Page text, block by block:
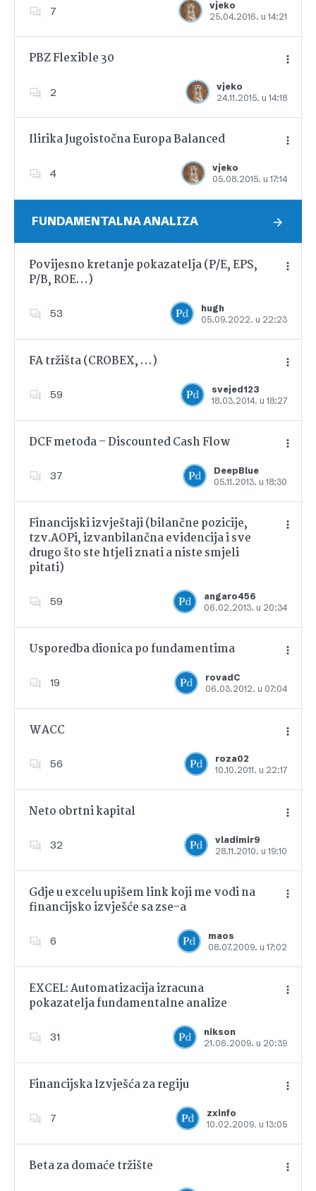
7
vjeko
25.04.2016. u 14:21
Dodajte u favorite
PBZ Flexible 30
2
vjeko
24.11.2015. u 14:18
Dodajte u favorite
Ilirika Jugoistočna Europa Balanced
4
vjeko
05.08.2015. u 17:14
Dodajte u favorite
FUNDAMENTALNA ANALIZA
Povijesno kretanje pokazatelja (P/E, EPS,
P/B, ROE…)
53
hugh
05.09.2022. u 22:23
Dodajte u favorite
FA tržišta (CROBEX, …)
59
svejed123
18.03.2014. u 18:27
Dodajte u favorite
DCF metoda – Discounted Cash Flow
37
DeepBlue
05.11.2013. u 18:30
Dodajte u favorite
Financijski izvještaji (bilančne pozicije,
tzv.AOPi, izvanbilančna evidencija i sve
drugo što ste htjeli znati a niste smjeli
pitati)
59
angaro456
06.02.2013. u 20:34
Usporedba dionica po fundamentima
19
rovadC
06.03.2012. u 07:04
Dodajte u favorite
WACC
56
roza02
10.10.2011. u 22:17
Dodajte u favorite
Neto obrtni kapital
32
vladimir9
28.11.2010. u 19:10
Dodajte u favorite
Gdje u excelu upišem link koji me vodi na
financijsko izvješće sa zse-a
6
maos
08.07.2009. u 17:02
Dodajte u favorite
EXCEL: Automatizacija izracuna
pokazatelja fundamentalne analize
31
nikson
21.06.2009. u 20:39
Dodajte u favorite
Financijska Izvješća za regiju
7
zxinfo
10.02.2009. u 13:05
Dodajte u favorite
Beta za domaće tržište